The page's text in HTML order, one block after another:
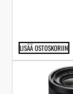
LISÄÄ OSTOSKORIIN